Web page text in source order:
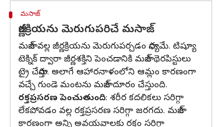
మసాజ్
జీర్ణక్రియను మెరుగుపరిచే మసాజ్
మసాజ్ వల్ల జీర్ణక్రియను మెరుగుపర్చడం సాధ్యమే. టిష్యూ
టెక్నిక్ ద్వారా జీర్ణశక్తిని పెంచడానికి మసాజ్ థెరపిస్టులు
ట్రై చేస్తారు. అలాగే ఆహారనాళంలోని ఆమ్లం కారణంగా
వచ్చే గుండె మంటను మసాజ్ దూరం చేస్తుంది.
రక్తప్రసరణ పెంచుతుంది: శరీర కదలికలు సరిగ్గా
లేకపోవడం వల్ల రక్తప్రసరణ సరిగ్గా జరగదు. మసాజ్
కారణంగా అన్ని అవయవాలకు రక్తం సరిగ్గా